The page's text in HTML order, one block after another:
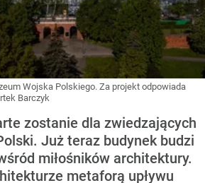
Wojska Polskiego. Za projekt odpowiada
Barczyk
zostanie dla zwiedzających
Już teraz budynek budzi
miłośników architektury.
metaforą upływu